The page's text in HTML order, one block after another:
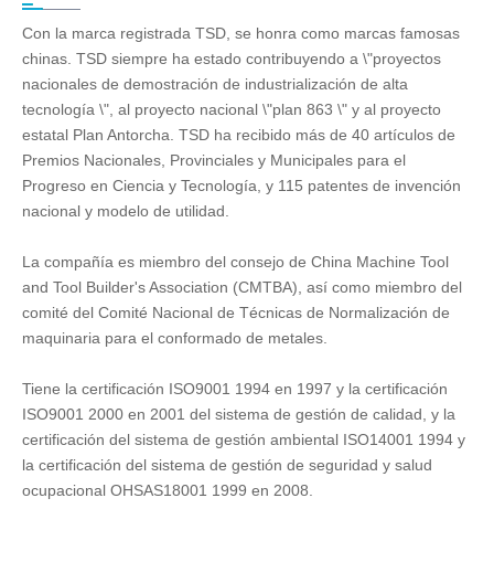
Con la marca registrada TSD, se honra como marcas famosas
chinas. TSD siempre ha estado contribuyendo a \"proyectos
nacionales de demostración de industrialización de alta
tecnología \", al proyecto nacional \"plan 863 \" y al proyecto
estatal Plan Antorcha. TSD ha recibido más de 40 artículos de
Premios Nacionales, Provinciales y Municipales para el
Progreso en Ciencia y Tecnología, y 115 patentes de invención
nacional y modelo de utilidad.
La compañía es miembro del consejo de China Machine Tool
and Tool Builder's Association (CMTBA), así como miembro del
comité del Comité Nacional de Técnicas de Normalización de
maquinaria para el conformado de metales.
Tiene la certificación ISO9001 1994 en 1997 y la certificación
ISO9001 2000 en 2001 del sistema de gestión de calidad, y la
certificación del sistema de gestión ambiental ISO14001 1994 y
la certificación del sistema de gestión de seguridad y salud
ocupacional OHSAS18001 1999 en 2008.